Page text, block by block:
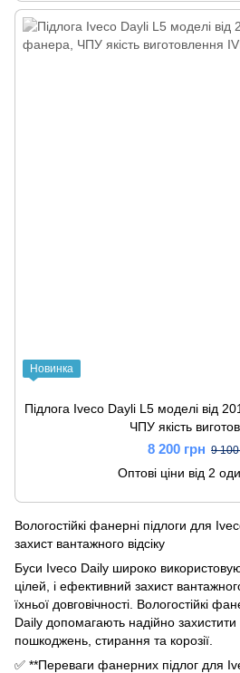
Новинка
Підлога Iveco Dayli L5 моделі від
ЧПУ якість
8 200 грн 9 100
Оптові ціни від 2
Вологостійкі фанерні підлоги для
захист вантажного відсіку
Буси Iveco Daily широко
цілей, і ефективний захист
їхньої довговічності. Вологостійкі
Daily допомагають надійно захистити
пошкоджень, стирання та корозії.
✅ **Переваги фанерних підлог для